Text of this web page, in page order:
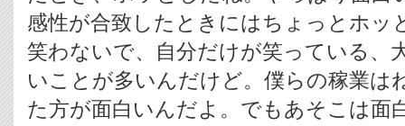
感性が合致したときにはちょっとホッ
笑わないで、自分だけが笑っている、
いことが多いんだけど。僕らの稼業は
た方が面白いんだよ。でもあそこは面